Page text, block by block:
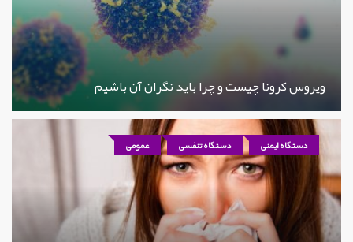
ویروس کرونا چیست و چرا باید نگران آن باشیم
دستگاه ایمنی دستگاه تنفسی عمومی